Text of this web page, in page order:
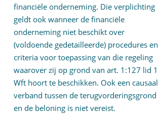
financiële onderneming. Die verplichting
geldt ook wanneer de financiële
onderneming niet beschikt over
(voldoende gedetailleerde) procedures en
criteria voor toepassing van die regeling
waarover zij op grond van art. 1:127 lid 1
Wft hoort te beschikken. Ook een causaal
verband tussen de terugvorderingsgrond
en de beloning is niet vereist.